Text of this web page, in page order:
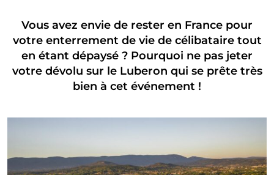
Vous avez envie de rester en France pour
votre enterrement de vie de célibataire tout
en étant dépaysé ? Pourquoi ne pas jeter
votre dévolu sur le Luberon qui se prête très
bien à cet événement !